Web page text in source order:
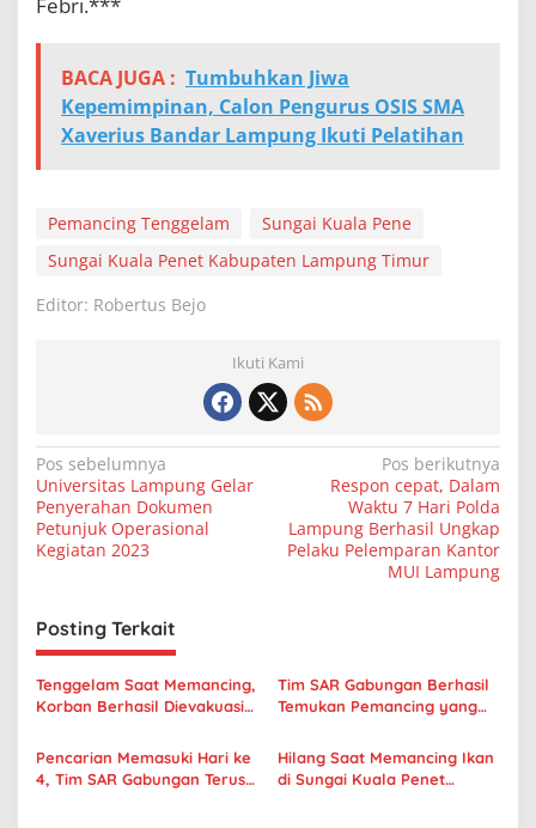
BACA JUGA : Tumbuhkan Jiwa
Kepemimpinan, Calon Pengurus OSIS SMA
Xaverius Bandar Lampung Ikuti Pelatihan
Pemancing Tenggelam
Sungai Kuala Pene
Sungai Kuala Penet Kabupaten Lampung Timur
Editor: Robertus Bejo
Ikuti Kami
N
a
v
i
a
s
i
o
Pos sebelumnya
Universitas Lampung Gelar
Penyerahan Dokumen
Petunjuk Operasional
Kegiatan 2023
Pos berikutnya
Respon cepat, Dalam
Waktu 7 Hari Polda
Lampung Berhasil Ungkap
Pelaku Pelemparan Kantor
MUI Lampung
Posting Terkait
Tenggelam Saat Memancing,
Korban Berhasil Dievakuasi
Tim SAR Gabungan Berhasil
Temukan Pemancing yang
Pencarian Memasuki Hari ke
4, Tim SAR Gabungan Terus
Hilang Saat Memancing Ikan
di Sungai Kuala Penet